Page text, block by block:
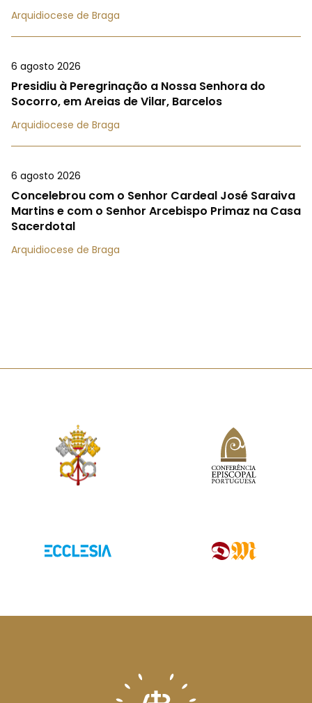
Arquidiocese de Braga
6 agosto 2026
Presidiu à Peregrinação a Nossa Senhora do
Socorro, em Areias de Vilar, Barcelos
Arquidiocese de Braga
6 agosto 2026
Concelebrou com o Senhor Cardeal José Saraiva
Martins e com o Senhor Arcebispo Primaz na Casa
Sacerdotal
Arquidiocese de Braga